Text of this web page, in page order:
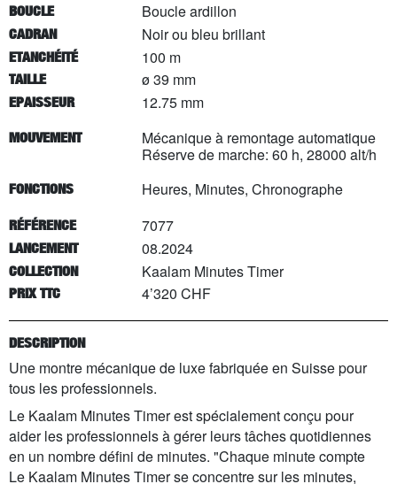
BOUCLE Boucle ardillon
CADRAN Noir ou bleu brillant
ETANCHÉITÉ 100 m
TAILLE ø 39 mm
EPAISSEUR 12.75 mm
MOUVEMENT
Mécanique à remontage automatique
Réserve de marche: 60 h, 28000 alt/h
FONCTIONS Heures, Minutes, Chronographe
RÉFÉRENCE 7077
LANCEMENT 08.2024
COLLECTION Kaalam Minutes Timer
PRIX TTC 4’320 CHF
DESCRIPTION
Une montre mécanique de luxe fabriquée en Suisse pour
tous les professionnels.
Le Kaalam Minutes Timer est spécialement conçu pour
aider les professionnels à gérer leurs tâches quotidiennes
en un nombre défini de minutes. "Chaque minute compte
Le Kaalam Minutes Timer se concentre sur les minutes,